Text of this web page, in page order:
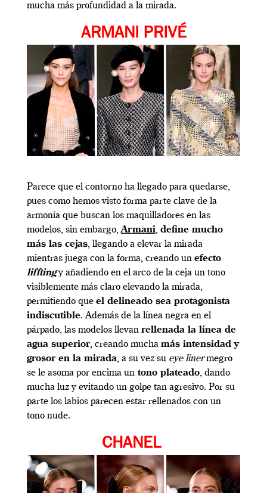
mucha más profundidad a la mirada.
ARMANI PRIVÉ
Parece que el contorno ha llegado para quedarse,
pues como hemos visto forma parte clave de la
armonía que buscan los maquilladores en las
modelos, sin embargo,Armani, define mucho
más las cejas, llegando a elevar la mirada
mientras juega con la forma, creando un efecto
lifftingy añadiendo en el arco de la ceja un tono
visiblemente más claro elevando la mirada,
permitiendo que el delineado sea protagonista
indiscutible. Además de la línea negra en el
párpado, las modelos llevan rellenada la línea de
agua superior, creando mucha más intensidad y
grosor en la mirada, a su vez su eye linermegro
se le asoma por encima un tono plateado, dando
mucha luz y evitando un golpe tan agresivo. Por su
parte los labios parecen estar rellenados con un
tono nude.
CHANEL